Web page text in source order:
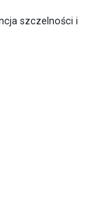
szczelności i